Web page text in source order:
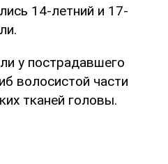
14-летний и 17-
у пострадавшего
волосистой части
тканей головы.